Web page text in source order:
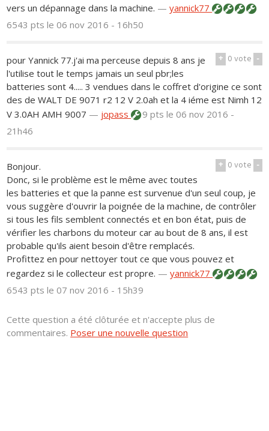
vers un dépannage dans la machine. —yannick77
6543 ptsle 06 nov 2016 - 16h50
+ 0vote -
pour Yannick 77.j'ai ma perceuse depuis 8 ans je
l'utilise tout le temps jamais un seul pbr;les
batteries sont 4..... 3 vendues dans le coffret d'origine ce sont
des de WALT DE 9071 r2 12 V 2.0ah et la 4 iéme est Nimh 12
V 3.0AH AMH 9007 — jopass 9 ptsle 06 nov 2016 -
21h46
+ 0vote -
Bonjour.
Donc, si le problème est le même avec toutes
les batteries et que la panne est survenue d'un seul coup, je
vous suggère d'ouvrir la poignée de la machine, de contrôler
si tous les fils semblent connectés et en bon état, puis de
vérifier les charbons du moteur car au bout de 8 ans, il est
probable qu'ils aient besoin d'être remplacés.
Profittez en pour nettoyer tout ce que vous pouvez et
regardez si le collecteur est propre. —yannick77
6543 ptsle 07 nov 2016 - 15h39
Cette question a été clôturée et n'accepte plus de
commentaires. Poser une nouvelle question